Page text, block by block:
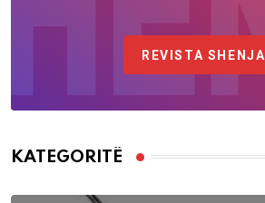
REVISTA SHENJA
KATEGORITË